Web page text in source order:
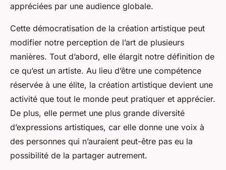
appréciées par une audience globale.
Cette démocratisation de la création artistique peut
modifier notre perception de l’art de plusieurs
manières. Tout d’abord, elle élargit notre définition de
ce qu’est un artiste. Au lieu d’être une compétence
réservée à une élite, la création artistique devient une
activité que tout le monde peut pratiquer et apprécier.
De plus, elle permet une plus grande diversité
d’expressions artistiques, car elle donne une voix à
des personnes qui n’auraient peut-être pas eu la
possibilité de la partager autrement.